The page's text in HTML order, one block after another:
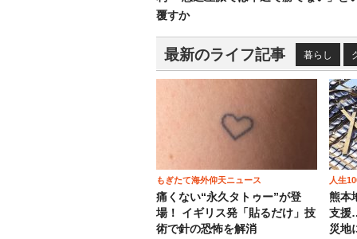
覆すか
最新のライフ記事 暮らし
もぎたて海外仰天ニュース
痛くない“永久タトゥー”が登
場！ イギリス発「貼るだけ」技
術で針の恐怖を解消
人生
熊本
支援
災地